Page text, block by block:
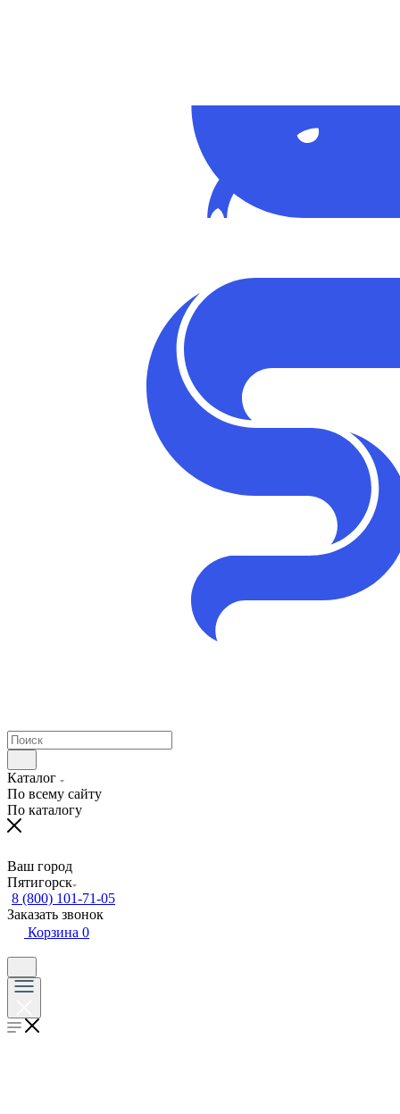
Каталог
По всему сайту
По каталогу
Ваш город
Пятигорск
8 (800) 101-71-05
Заказать звонок
Корзина 0